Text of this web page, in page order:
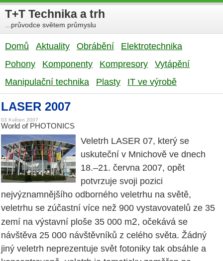
T+T Technika a trh
...průvodce světem průmyslu
Domů Aktuality Obrábění
Elektrotechnika
Pohony
Komponenty Kompresory
Vytápění
Manipulační technika
Plasty IT ve výrobě
LASER 2007
03 Květen 2007
World of PHOTONICS
Veletrh LASER 07, který se
uskuteční v Mnichově ve dnech
18.–21. června 2007, opět
potvrzuje svoji pozici
nejvýznamnějšího odborného veletrhu na světě,
veletrhu se zúčastní více než 900 vystavovatelů ze 35
zemí na výstavní ploše 35 000 m2, očekává se
návštěva 25 000 návštěvníků z celého světa. Žádný
jiný veletrh neprezentuje svět fotoniky tak obsáhle a